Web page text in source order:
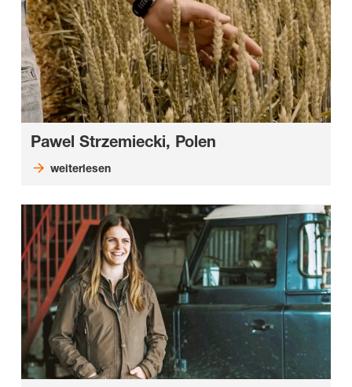
Pawel Strzemiecki, Polen
weiterlesen